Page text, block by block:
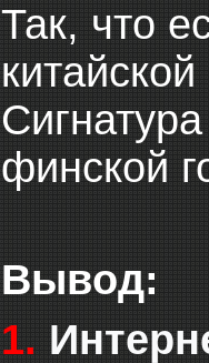
Так, что
финской
Вывод:
1.